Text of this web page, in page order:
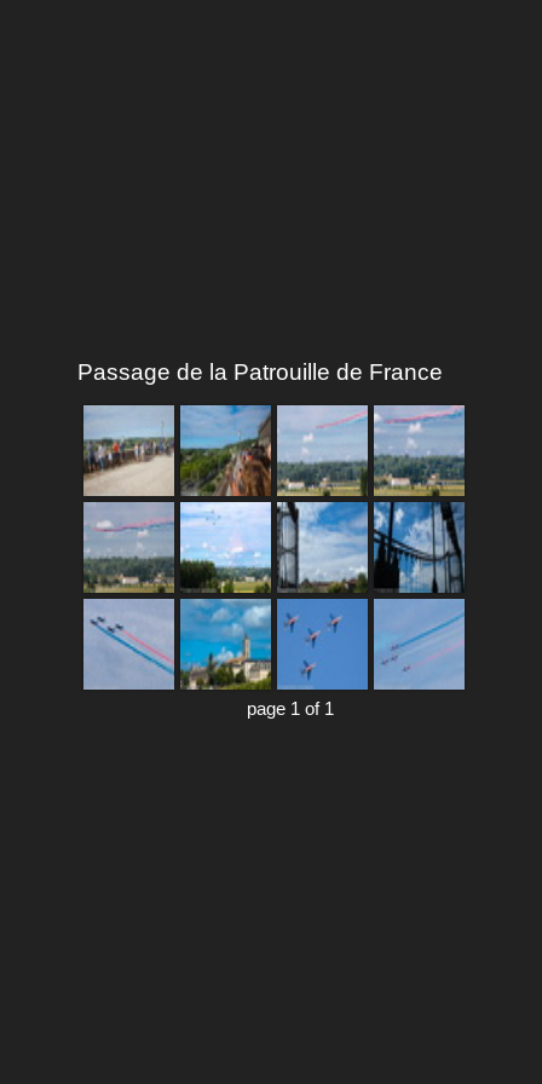
Passage de la Patrouille de France
page 1 of 1